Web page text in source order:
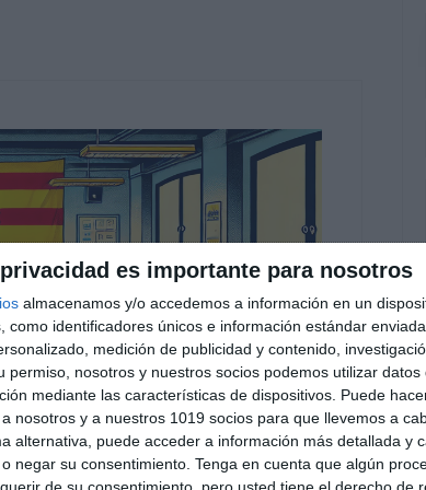
es importante para nosotros
almacenamos y/o accedemos a información en un
como identificadores únicos e información estándar
medición de publicidad y contenido,
permiso, nosotros y nuestros socios podemos utilizar datos
mediante las características de dispositivos. Puede
nosotros y a nuestros 1019 socios para que llevemos a
alternativa, puede acceder a información más detallada y
negar su consentimiento. Tenga en cuenta que algún